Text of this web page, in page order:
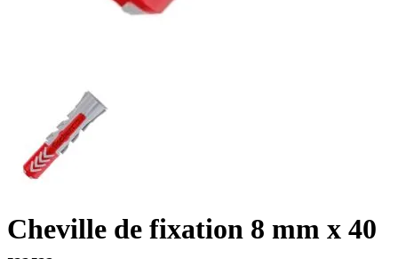
Cheville de fixation 8 mm x 40